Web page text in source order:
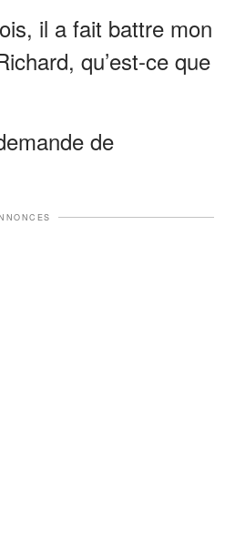
il a fait battre mon
qu’est-ce que
de